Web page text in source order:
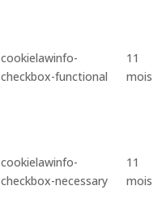
cookielawinfo-
checkbox-functional
11
mois
cookielawinfo-
checkbox-necessary
11
mois